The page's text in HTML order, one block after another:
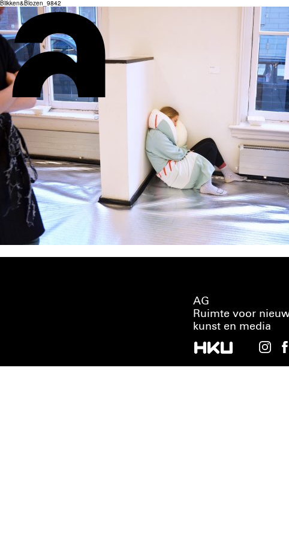
Blikken&Blozen_9842
AG
Ruimte voor
kunst en media